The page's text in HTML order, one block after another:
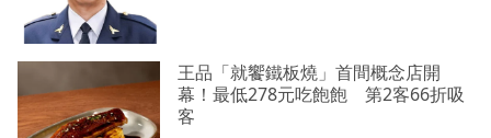
王品「就饗鐵板燒」首間概念店開
幕！最低278元吃飽飽 第2客66折吸
客